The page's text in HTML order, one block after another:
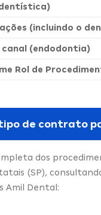
(incluindo o
(endodontia)
Rol de
de contrato
dos
(SP),
Amil Dental: